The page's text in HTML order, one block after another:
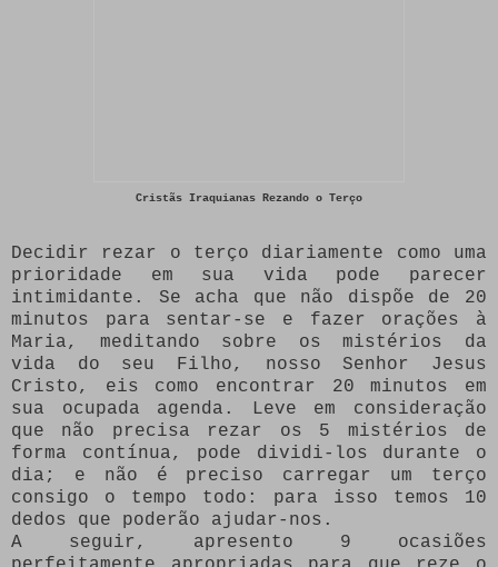
Cristãs Iraquianas Rezando o Terço
Decidir rezar o terço diariamente como uma
prioridade em sua vida pode parecer
intimidante. Se acha que não dispõe de 20
minutos para sentar-se e fazer orações à
Maria, meditando sobre os mistérios da
vida do seu Filho, nosso Senhor Jesus
Cristo, eis como encontrar 20 minutos em
sua ocupada agenda. Leve em consideração
que não precisa rezar os 5 mistérios de
forma contínua, pode dividi-los durante o
dia; e não é preciso carregar um terço
consigo o tempo todo: para isso temos 10
dedos que poderão ajudar-nos.
A seguir, apresento 9 ocasiões